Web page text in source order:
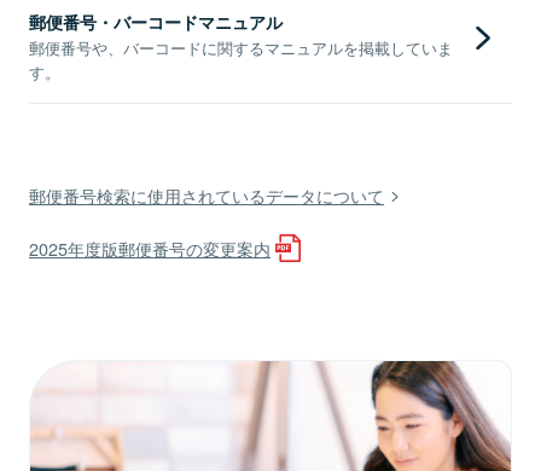
郵便番号・バーコードマニュアル
郵便番号や、バーコードに関するマニュアルを掲載していま
す。
郵便番号検索に使用されているデータについて
2025年度版郵便番号の変更案内